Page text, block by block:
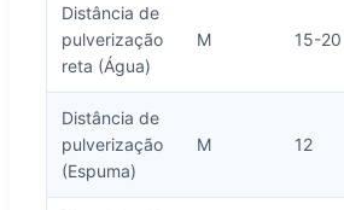
Distância de
pulverização
reta (Água)
M 15-20
Distância de
pulverização
(Espuma)
M 12